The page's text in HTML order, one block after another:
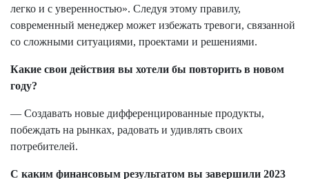
легко и с уверенностью». Следуя этому правилу,
современный менеджер может избежать тревоги, связанной
со сложными ситуациями, проектами и решениями.
Какие свои действия вы хотели бы повторить в новом
году?
— Создавать новые дифференцированные продукты,
побеждать на рынках, радовать и удивлять своих
потребителей.
С каким финансовым результатом вы завершили 2023